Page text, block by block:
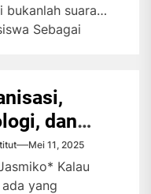
bukanlah suara
Sebagai
dan
Baru
Mei 11, 2025
Kalau
yang